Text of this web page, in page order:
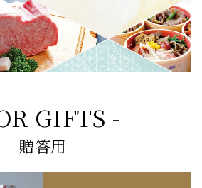
GIFTS -
贈答用